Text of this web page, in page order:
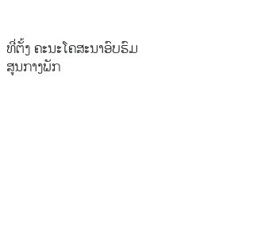
ທີ່ຕັ້ງ ຄະນະໂຄສະນາອົບຮົມ
ສູນກາງພັກ